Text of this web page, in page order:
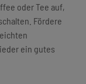
oder Tee auf,
Fördere
ein gutes